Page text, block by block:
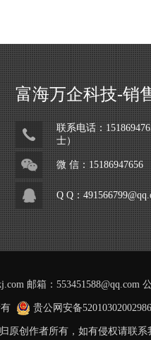
富海万企科技-销
联系电话：
士）
微 信：15186947656
Q Q：
邮箱：553451588@qq.com
贵公网安备
原创作者所有，如有侵权请联系